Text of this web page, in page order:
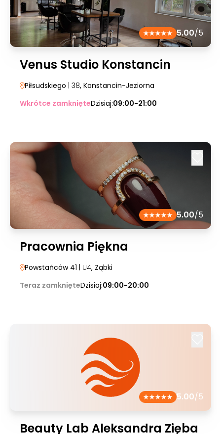
5.00/5
Venus Studio Konstancin
Piłsudskiego | 38, Konstancin-Jeziorna
Wkrótce zamknięteDzisiaj:09:00-21:00
5.00/5
Pracownia Piękna
Powstańców 41 | U4, Ząbki
Teraz zamknięteDzisiaj:09:00-20:00
5.00/5
Beauty Lab Aleksandra Zięba